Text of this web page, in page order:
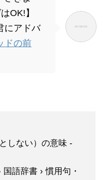
OK!】
にアドバ
ドの前
しない）の意味 -
語辞書 › 慣用句・